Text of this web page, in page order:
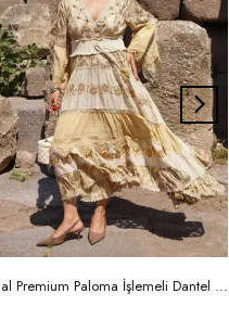
İthal Premium Paloma İşlemeli Dantel Detaylı Volanlı Şampanya Maxi Elbise